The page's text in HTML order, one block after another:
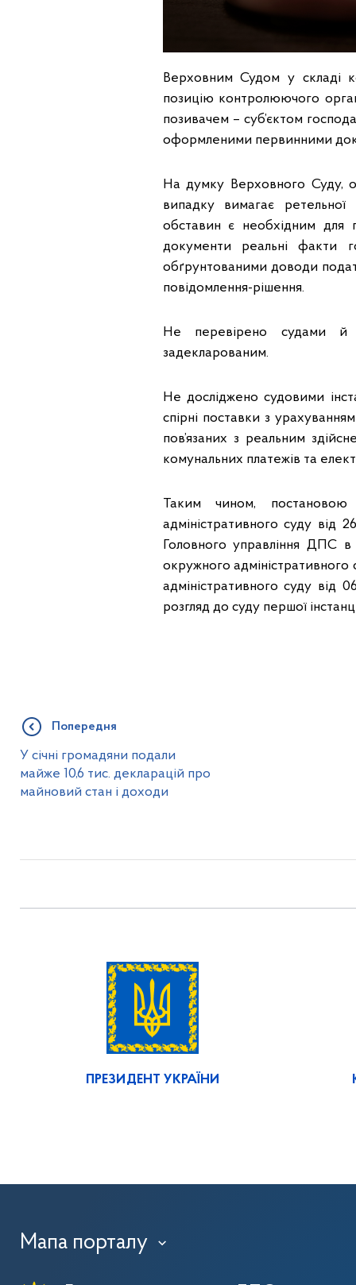
Верховним Судом у складі
позицію контролюючого
позивачем – суб’єктом
оформленими первинними
На думку Верховного Суду,
випадку вимагає
обставин є необхідним для
документи реальні факти
обґрунтованими доводи
повідомлення-рішення.
Не перевірено судами й
задекларованим.
Не досліджено судовими
спірні поставки з
пов’язаних з реальним
комунальних платежів та
Таким чином, постановою
адміністративного суду
Головного управління ДПС
окружного
адміністративного суду
розгляд до суду першої
Попередня
У січні громадяни подали
майже 10,6 тис. декларацій про
майновий стан і доходи
ПРЕЗИДЕНТ УКРАЇНИ
Мапа порталу ›